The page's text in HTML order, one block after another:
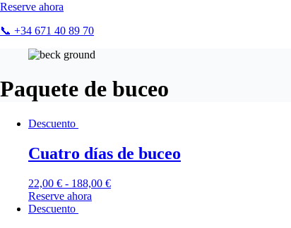
Reserve ahora
📞 +34 671 40 89 70
Paquete de buceo
Descuento
Cuatro días de buceo
22,00 € - 188,00 €
Reserve ahora
Descuento